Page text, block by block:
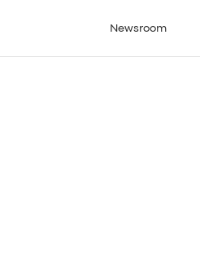
Newsroom